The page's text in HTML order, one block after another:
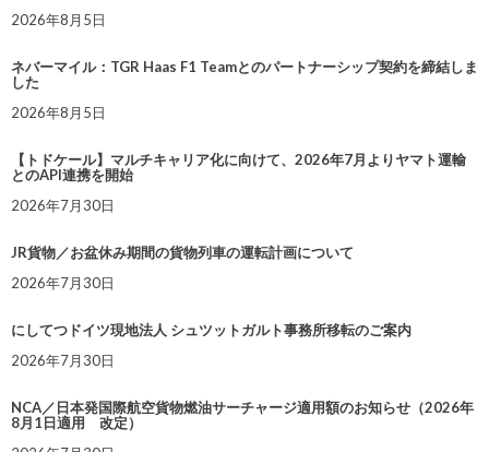
2026年8月5日
ネバーマイル：TGR Haas F1 Teamとのパートナーシップ契約を締結しま
した
2026年8月5日
【トドケール】マルチキャリア化に向けて、2026年7月よりヤマト運輸
とのAPI連携を開始
2026年7月30日
JR貨物／お盆休み期間の貨物列車の運転計画について
2026年7月30日
にしてつドイツ現地法人 シュツットガルト事務所移転のご案内
2026年7月30日
NCA／日本発国際航空貨物燃油サーチャージ適用額のお知らせ（2026年
8月1日適用 改定）